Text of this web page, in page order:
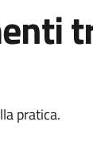
pratica.